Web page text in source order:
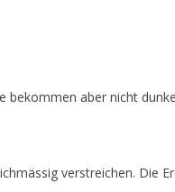
bekommen aber nicht
verstreichen. Die